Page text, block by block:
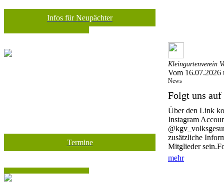
Infos für Neupächter
Termine
Kleingartenverein
Vom 16.07.2026
News
Folgt uns
Über den Link
Instagram
zusätzliche
Mitglieder
mehr